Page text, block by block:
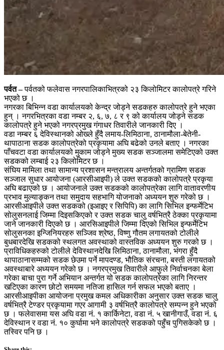
पर्वत –पर्वतको फलेवास नगरपालिकाभित्रको २३ किलोमिटर कालोपत्रे गरिने
भएको छ ।
नगरका बिभिन्न वडा कार्यालयको केन्द्र जोड्ने सडकहरु कालोपत्रे हुने भएका
हुन् । नगरभित्रका वडा नम्बर २, ६, ७, ८ र ९ को कार्यालय जोड्ने सडक
कालोपत्रे हुने भएको नगरप्रमुख गंगाधर तिवारीले जानकारी दिए ।
वडा नम्बर ६ देविस्थानको ओख्ले हुँदै लमाय-लिमिठाना, ठानामौला-बेतेनी-
थापाठाना सडक कालोपत्रेको प्रकृयामा अघि बढेको उनले बताए । नगरका
पाँचवटा वडा कार्यालयको मुकाम जोड्ने मुख्य सडक सञ्जालमा समेटिएको उक्त
सडकको लम्बाई २३ किलोमिटर छ ।
संघिय मामिला तथा सामान्य प्रशासन मन्त्रालय अन्तर्गतको ग्रामिण सडक
सञ्जाल सुधार आयोजना (आरसीआइपी) ले उक्त सडकको कालोपत्रे प्रकृया
अघि बढाएको छ । आयोजनाले उक्त सडकको कालोपत्रेका लागि वातावरणीय
प्रभाव मुल्याङ्कन तथा समुदाय सहभागि योजनाको अध्ययन शुरु गरेको छ ।
आरसीआइपीले उक्त सडकको (इआइए र सिपिपि) का लागि सिभिल इन्फर्मेटिभ
सोलुसनलाई जिम्मा दिइसकिएको र उक्त सडक चालु वर्षभित्रै ठेक्का प्रकृयामा
जाने जानकारी दिएको छ । आरसिआइपीले जिम्मा दिएको सिभिल इन्फर्मेटिभ
सोलुसनका इन्जिनियरहरु सञ्जिव श्रेष्ठ, विष्णु गौतम लगायतको टोलीले
बुधबारदेखि सडकको स्थलगत अवस्थाको वास्तविक अध्ययन शुरु गरको छ ।
प्राविधिकहरुको टोलीले देविस्थानदेखि लिमिठाना, ठानामौला, भंगरा हुँदै
थापाठानासम्मको सडक छेउमा पर्ने मापदण्ड, भौतिक संरचना, बस्ती लगायतको
अवस्थाबारे अध्ययन गरेको छ । नगरप्रमुख तिवारीले आफुले निर्वाचनका बेला
गरेका बाचा पुरा गर्ने अभियान अन्तर्गत यो सडक कालोपत्रेका लागि निरन्तर
खटिएका कारण छोटो समयमा नतिजा हासिल गर्न सफल भएको बताए ।
आरसीआइपीका आयोजना प्रमुख कमल अधिकारीका अनुसार उक्त सडक चालु
वर्षभित्रै टेण्डर प्रकृयामा गएर आगामी ३ वर्षभित्रै कालोपत्रे सम्पन्न हुने भएको
छ । फलेवासमा यस अघि वडा नं. १ कार्किनेटा, वडा नं. ५ खानीगाउँ, वडा नं. ६
देविस्थान र वडा नं. १० कुर्घामा भने कालोपत्रे सडकको पहुँच पुगिसकेको छ ।
तस्विर पनि छ ।